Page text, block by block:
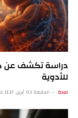
دراسة تكشف عن
للأدوية
صحة الجمعة 03 أبريل 11:17 ص